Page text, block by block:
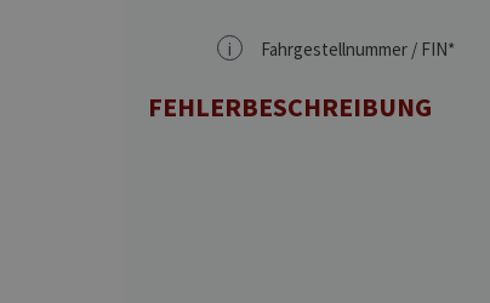
i Fahrgestellnummer / FIN*
FEHLERBESCHREIBUNG